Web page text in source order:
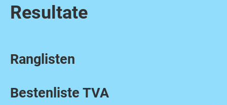
Resultate
Ranglisten
Bestenliste TVA